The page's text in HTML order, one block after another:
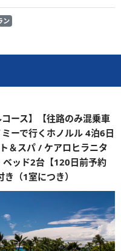
ン
ース】【往路のみ混乗車
ーで行くホノルル 4泊6日
＆スパ / ケアロヒラニタ
ベッド2台【120日前予約
（1室につき）